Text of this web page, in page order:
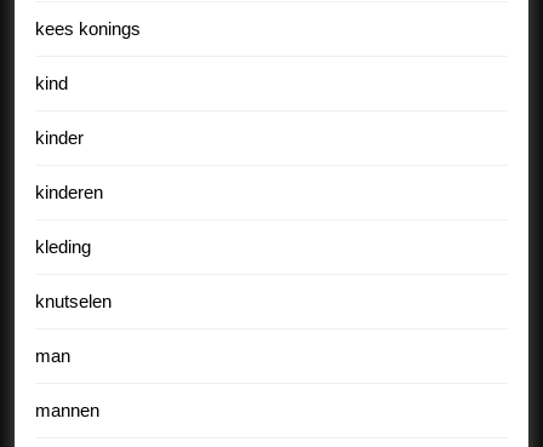
kees konings
kind
kinder
kinderen
kleding
knutselen
man
mannen